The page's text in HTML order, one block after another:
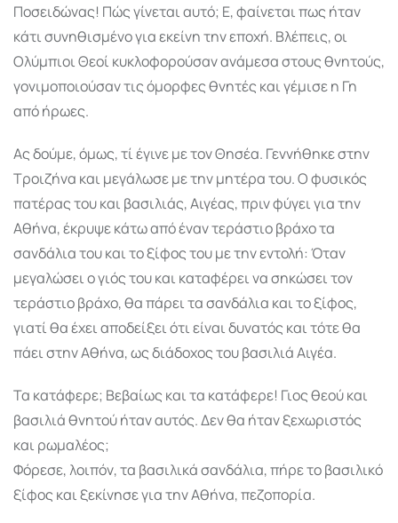
Ποσειδώνας! Πώς γίνεται αυτό; Ε, φαίνεται πως ήταν
κάτι συνηθισμένο για εκείνη την εποχή. Βλέπεις, οι
Ολύμπιοι Θεοί κυκλοφορούσαν ανάμεσα στους θνητούς,
γονιμοποιούσαν τις όμορφες θνητές και γέμισε η Γη
από ήρωες.
Ας δούμε, όμως, τί έγινε με τον Θησέα. Γεννήθηκε στην
Τροιζήνα και μεγάλωσε με την μητέρα του. Ο φυσικός
πατέρας του και βασιλιάς, Αιγέας, πριν φύγει για την
Αθήνα, έκρυψε κάτω από έναν τεράστιο βράχο τα
σανδάλια του και το ξίφος του με την εντολή: Όταν
μεγαλώσει ο γιός του και καταφέρει να σηκώσει τον
τεράστιο βράχο, θα πάρει τα σανδάλια και το ξίφος,
γιατί θα έχει αποδείξει ότι είναι δυνατός και τότε θα
πάει στην Αθήνα, ως διάδοχος του βασιλιά Αιγέα.
Τα κατάφερε; Βεβαίως και τα κατάφερε! Γιος θεού και
βασιλιά θνητού ήταν αυτός. Δεν θα ήταν ξεχωριστός
και ρωμαλέος;
Φόρεσε, λοιπόν, τα βασιλικά σανδάλια, πήρε το βασιλικό
ξίφος και ξεκίνησε για την Αθήνα, πεζοπορία.